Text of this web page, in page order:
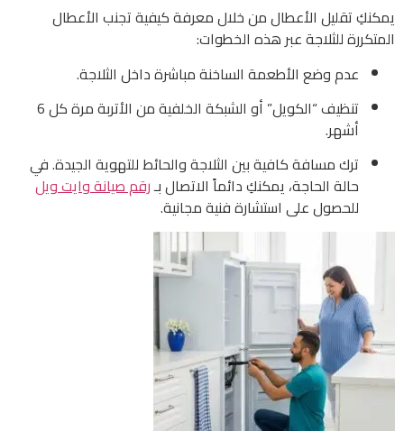
يمكنكِ تقليل الأعطال من خلال معرفة كيفية تجنب الأعطال
المتكررة للثلاجة عبر هذه الخطوات:
عدم وضع الأطعمة الساخنة مباشرة داخل الثلاجة.
تنظيف “الكويل” أو الشبكة الخلفية من الأتربة مرة كل 6
أشهر.
ترك مسافة كافية بين الثلاجة والحائط للتهوية الجيدة. في
حالة الحاجة، يمكنكِ دائماً الاتصال بـرقم صيانة وايت ويل
للحصول على استشارة فنية مجانية.